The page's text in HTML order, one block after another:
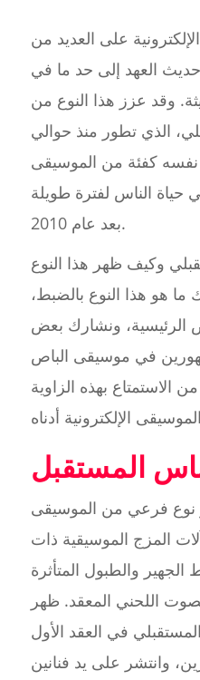
على العديد من
حديث العهد إلى حد ما في
وقد عزز هذا النوع من
الذي تطور منذ حوالي
كفئة من الموسيقى
حياة الناس لفترة طويلة
بعد عام 2010.
وكيف ظهر هذا النوع
هو هذا النوع بالضبط،
ونشارك بعض
في موسيقى الباص
الاستمتاع بهذه الزاوية
المستقبل
نوع فرعي من الموسيقى
المزج الموسيقية ذات
والطبول المتأثرة
اللحني المعقد. ظهر
في العقد الأول
وانتشر على يد فنانين